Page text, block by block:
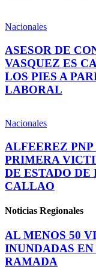
Nacionales
ASESOR DE
VASQUEZ ES
LOS PIES A
LABORAL
Nacionales
ALFEEREZ
PRIMERA
DE ESTADO
CALLAO
Noticias Regionales
AL MENOS 50
INUNDADAS
RAMADA